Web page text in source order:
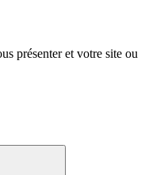
présenter et votre site ou